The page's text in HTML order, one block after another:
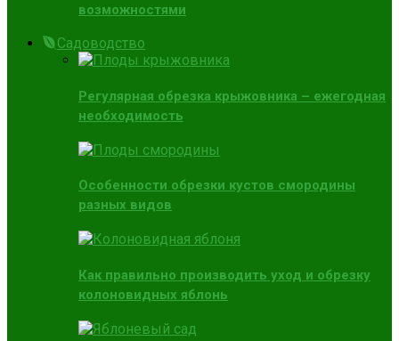
возможностями
Садоводство
Регулярная обрезка крыжовника – ежегодная
необходимость
Особенности обрезки кустов смородины
разных видов
Как правильно производить уход и обрезку
колоновидных яблонь